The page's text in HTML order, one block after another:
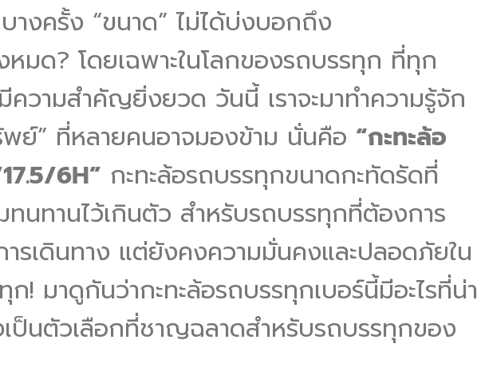
างครั้ง “ขนาด” ไม่ได้บ่งบอกถึง
หมด? โดยเฉพาะในโลกของรถบรรทุก ที่ทุก
วามสำคัญยิ่งยวด วันนี้ เราจะมาทำความรู้จัก
ย์” ที่หลายคนอาจมองข้าม นั่นคือ “กะทะล้อ
6H” กะทะล้อรถบรรทุกขนาดกะทัดรัดที่
นทานไว้เกินตัว สำหรับรถบรรทุกที่ต้องการ
รเดินทาง แต่ยังคงความมั่นคงและปลอดภัยใน
! มาดูกันว่ากะทะล้อรถบรรทุกเบอร์นี้มีอะไรที่น่า
เป็นตัวเลือกที่ชาญฉลาดสำหรับรถบรรทุกของ